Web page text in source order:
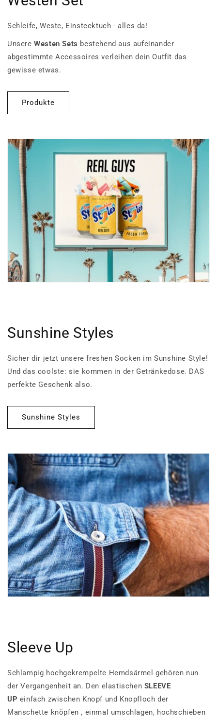
Schleife, Weste, Einstecktuch - alles da!
UnsereWesten Sets bestehend aus aufeinander
abgestimmte Accessoires verleihen dein Outfit das
gewisse etwas.
Produkte
Sunshine Styles
Sicher dir jetzt unsere freshen Socken im Sunshine Style!
Und das coolste: sie kommen in der Getränkedose. DAS
perfekte Geschenk also.
Sunshine Styles
Sleeve Up
Schlampig hochgekrempelte Hemdsärmel gehören nun
der Vergangenheit an. Den elastischen SLEEVE
UP einfach zwischen Knopf und Knopfloch der
Manschette knöpfen , einmal umschlagen, hochschieben